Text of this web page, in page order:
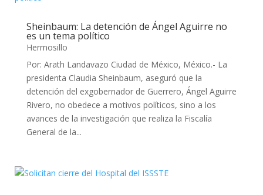
Sheinbaum: La detención de Ángel Aguirre no
es un tema político
Hermosillo
Por: Arath Landavazo Ciudad de México, México.- La
presidenta Claudia Sheinbaum, aseguró que la
detención del exgobernador de Guerrero, Ángel Aguirre
Rivero, no obedece a motivos políticos, sino a los
avances de la investigación que realiza la Fiscalía
General de la...